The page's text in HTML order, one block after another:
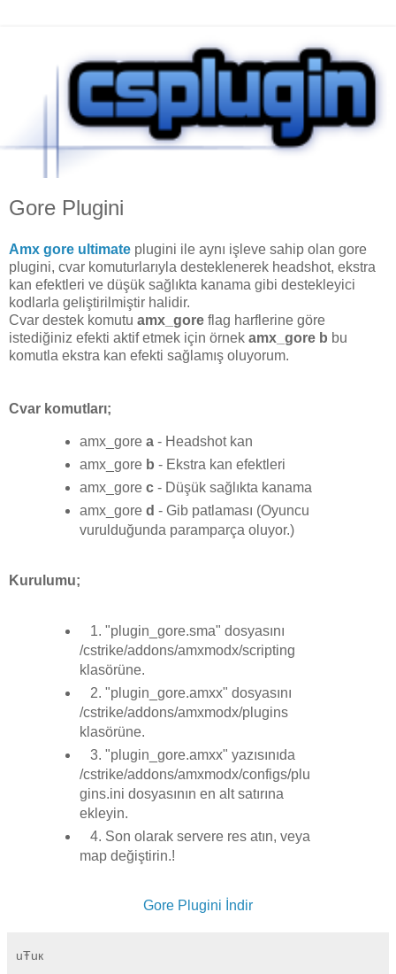
Gore Plugini
Amx gore ultimate plugini ile aynı işleve sahip olan gore
plugini, cvar komuturlarıyla desteklenerek headshot, ekstra
kan efektleri ve düşük sağlıkta kanama gibi destekleyici
kodlarla geliştirilmiştir halidir.
Cvar destek komutu amx_gore flag harflerine göre
istediğiniz efekti aktif etmek için örnek amx_gore b bu
komutla ekstra kan efekti sağlamış oluyorum.
Cvar komutları;
amx_gore a - Headshot kan
amx_gore b - Ekstra kan efektleri
amx_gore c - Düşük sağlıkta kanama
amx_gore d - Gib patlaması (Oyuncu
vurulduğunda paramparça oluyor.)
Kurulumu;
1. "plugin_gore.sma" dosyasını
/cstrike/addons/amxmodx/scripting
klasörüne.
2. "plugin_gore.amxx" dosyasını
/cstrike/addons/amxmodx/plugins
klasörüne.
3. "plugin_gore.amxx" yazısınıda
/cstrike/addons/amxmodx/configs/plu
gins.ini dosyasının en alt satırına
ekleyin.
4. Son olarak servere res atın, veya
map değiştirin.!
Gore Plugini İndir
uŦuк